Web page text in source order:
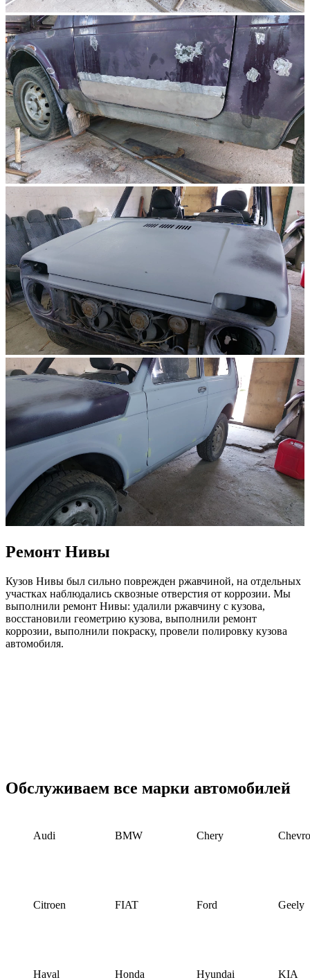
Ремонт Нивы
Кузов Нивы был сильно поврежден ржавчиной, на отдельных
участках наблюдались сквозные отверстия от коррозии. Мы
выполнили ремонт Нивы: удалили ржавчину с кузова,
восстановили геометрию кузова, выполнили ремонт
коррозии, выполнили покраску, провели полировку кузова
автомобиля.
Обслуживаем все марки автомобилей
Audi BMW Chery
Citroen FIAT Ford Geely
Haval Honda Hyundai KIA